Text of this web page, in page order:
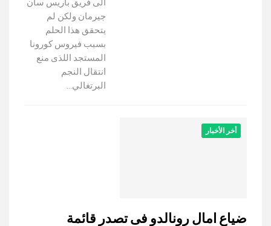
الى فريق باريس سان
جيرمان ولكن لم
يتحقق هذا الحلم
بسبب فيروس كورونا
المستجد اللذى منع
انتقال النجم
البرتغالي…
أخر الأخبار
ضياع امال رونالدو فى تصدر قائمة